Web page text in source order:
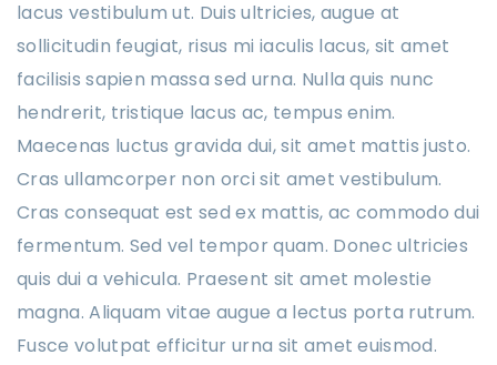
lacus vestibulum ut. Duis ultricies, augue at
sollicitudin feugiat, risus mi iaculis lacus, sit amet
facilisis sapien massa sed urna. Nulla quis nunc
hendrerit, tristique lacus ac, tempus enim.
Maecenas luctus gravida dui, sit amet mattis justo.
Cras ullamcorper non orci sit amet vestibulum.
Cras consequat est sed ex mattis, ac commodo dui
fermentum. Sed vel tempor quam. Donec ultricies
quis dui a vehicula. Praesent sit amet molestie
magna. Aliquam vitae augue a lectus porta rutrum.
Fusce volutpat efficitur urna sit amet euismod.